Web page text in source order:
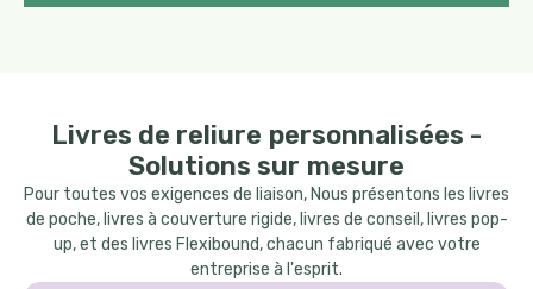
Livres de reliure personnalisées -
Solutions sur mesure
Pour toutes vos exigences de liaison, Nous présentons les livres
de poche, livres à couverture rigide, livres de conseil, livres pop-
up, et des livres Flexibound, chacun fabriqué avec votre
entreprise à l'esprit.